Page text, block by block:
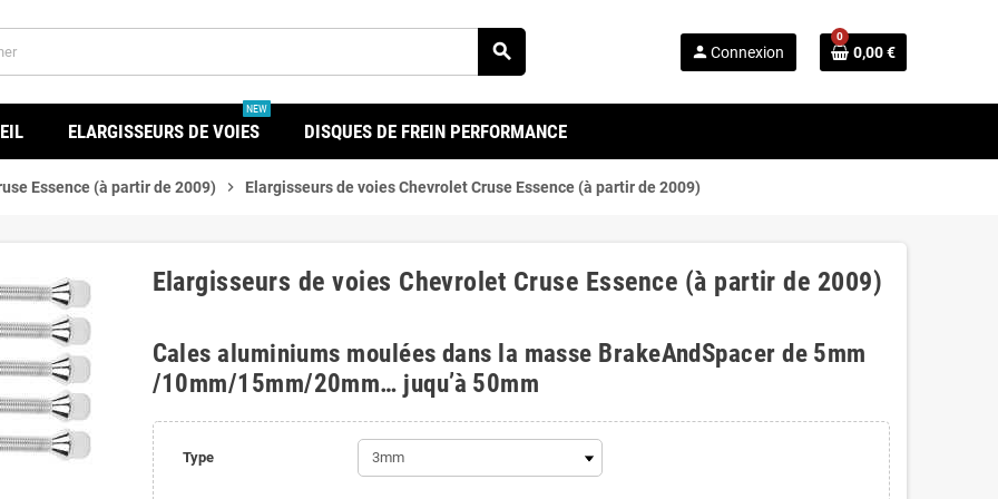
search person Connexion
0
0,00 €
ELARGISSEURS DE VOIES
NEW
DISQUES DE FREIN PERFORMANCE
Essence (à partir de 2009) chevron_right Elargisseurs de voies Chevrolet Cruse Essence (à partir de 2009)
Elargisseurs de voies Chevrolet Cruse Essence (à partir de 2009)
Cales aluminiums moulées dans la masse BrakeAndSpacer de 5mm
/10mm/15mm/20mm… juqu’à 50mm
Type